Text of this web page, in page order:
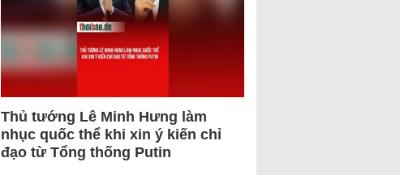
Thủ tướng Lê Minh Hưng làm
nhục quốc thể khi xin ý kiến chỉ
đạo từ Tổng thống Putin